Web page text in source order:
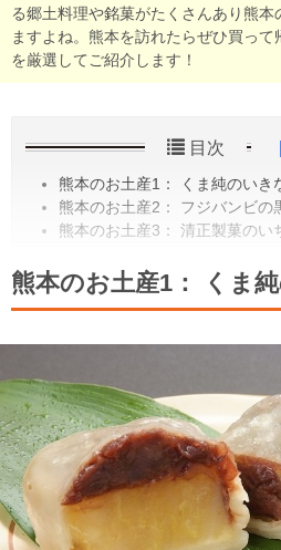
る郷土料理や銘菓がたくさんあり熊
ますよね。熊本を訪れたらぜひ買っ
を厳選してご紹介します！
目次
熊本のお土産1： くま純のいき
熊本のお土産2： フジバンビの
熊本のお土産3： 清正製菓のい
熊本のお土産1： くま